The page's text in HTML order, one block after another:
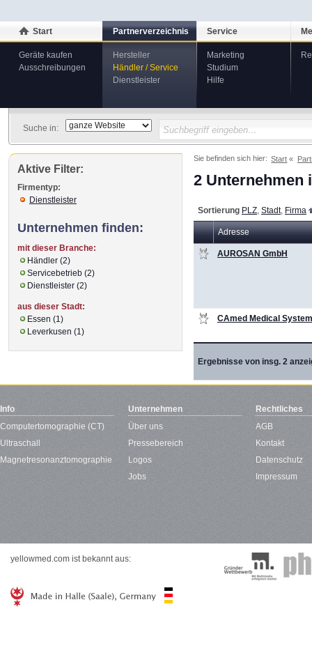
Start
Geräte kaufen
Ausschreibungen
Partnerverzeichnis
Hersteller
Händler / Service
Dienstleister
Service
Marketing
Studium
Hilfe
Suche in:
Sie befinden sich hier: Start
2 Unternehmen
Sortierung PLZ Stadt, Firma
Adresse
Ergebnisse von insg. 2
AUROSAN GmbH
CAmed Medical
Aktive Filter:
Firmentyp:
Dienstleister
Unternehmen finden:
mit dieser Branche:
Händler (2)
Servicebetrieb (2)
Dienstleister (2)
aus dieser Stadt:
Essen (1)
Leverkusen (1)
Info
Computertomographie (CT)
Ultraschall
Magnetresonanztomographie
Unternehmen
Über uns
Pressebereich
Logos
Jobs
Rechtliches
AGB
Kontakt
Datenschutz
Impressum
yellowmed.com ist bekannt aus: